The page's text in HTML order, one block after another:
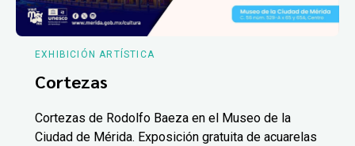
EXHIBICIÓN ARTÍSTICA
Cortezas
Cortezas de Rodolfo Baeza en el Museo de la
Ciudad de Mérida. Exposición gratuita de acuarelas